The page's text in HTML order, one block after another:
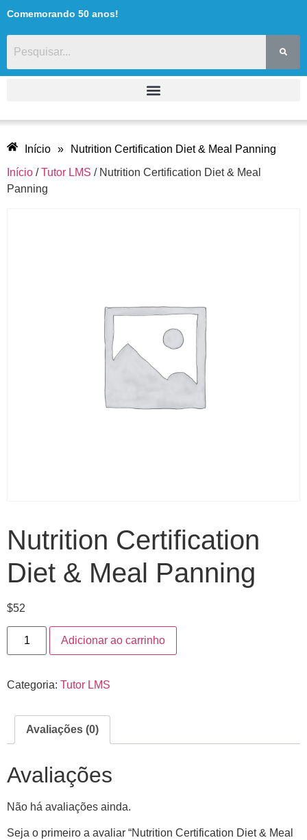
Comemorando 50 anos!
Início »
Nutrition Certification Diet & Meal Panning
Início /Tutor LMS / Nutrition Certification Diet & Meal
Panning
Nutrition Certification
Diet & Meal Panning
$52
Adicionar ao carrinho
Categoria: Tutor LMS
Avaliações (0)
Avaliações
Não há avaliações ainda.
Seja o primeiro a avaliar “Nutrition Certification Diet & Meal